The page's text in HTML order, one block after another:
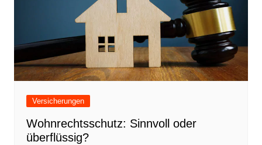
Versicherungen
Wohnrechtsschutz: Sinnvoll oder
überflüssig?